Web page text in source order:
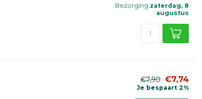
Bezorging zaterdag, 8
augustus
€7,90 €7,74
Je bespaart 2%